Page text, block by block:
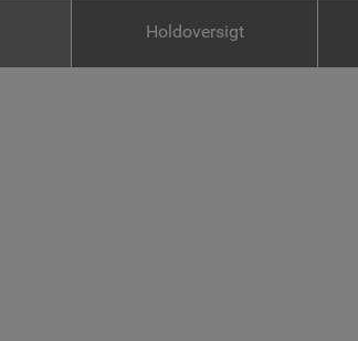
Holdoversigt